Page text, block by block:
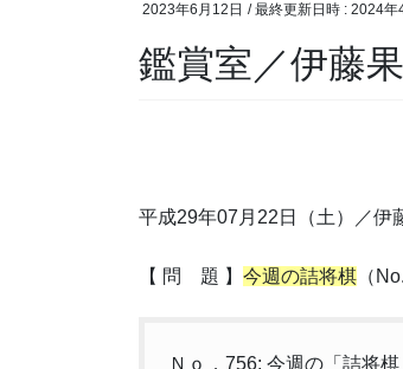
2023年6月12日 / 最終更新日時 : 2024年
鑑賞室／伊藤
平成29年07月22日（土）／
【 問 題 】 今週の詰将棋 （
Ｎｏ．756: 今週の「詰将